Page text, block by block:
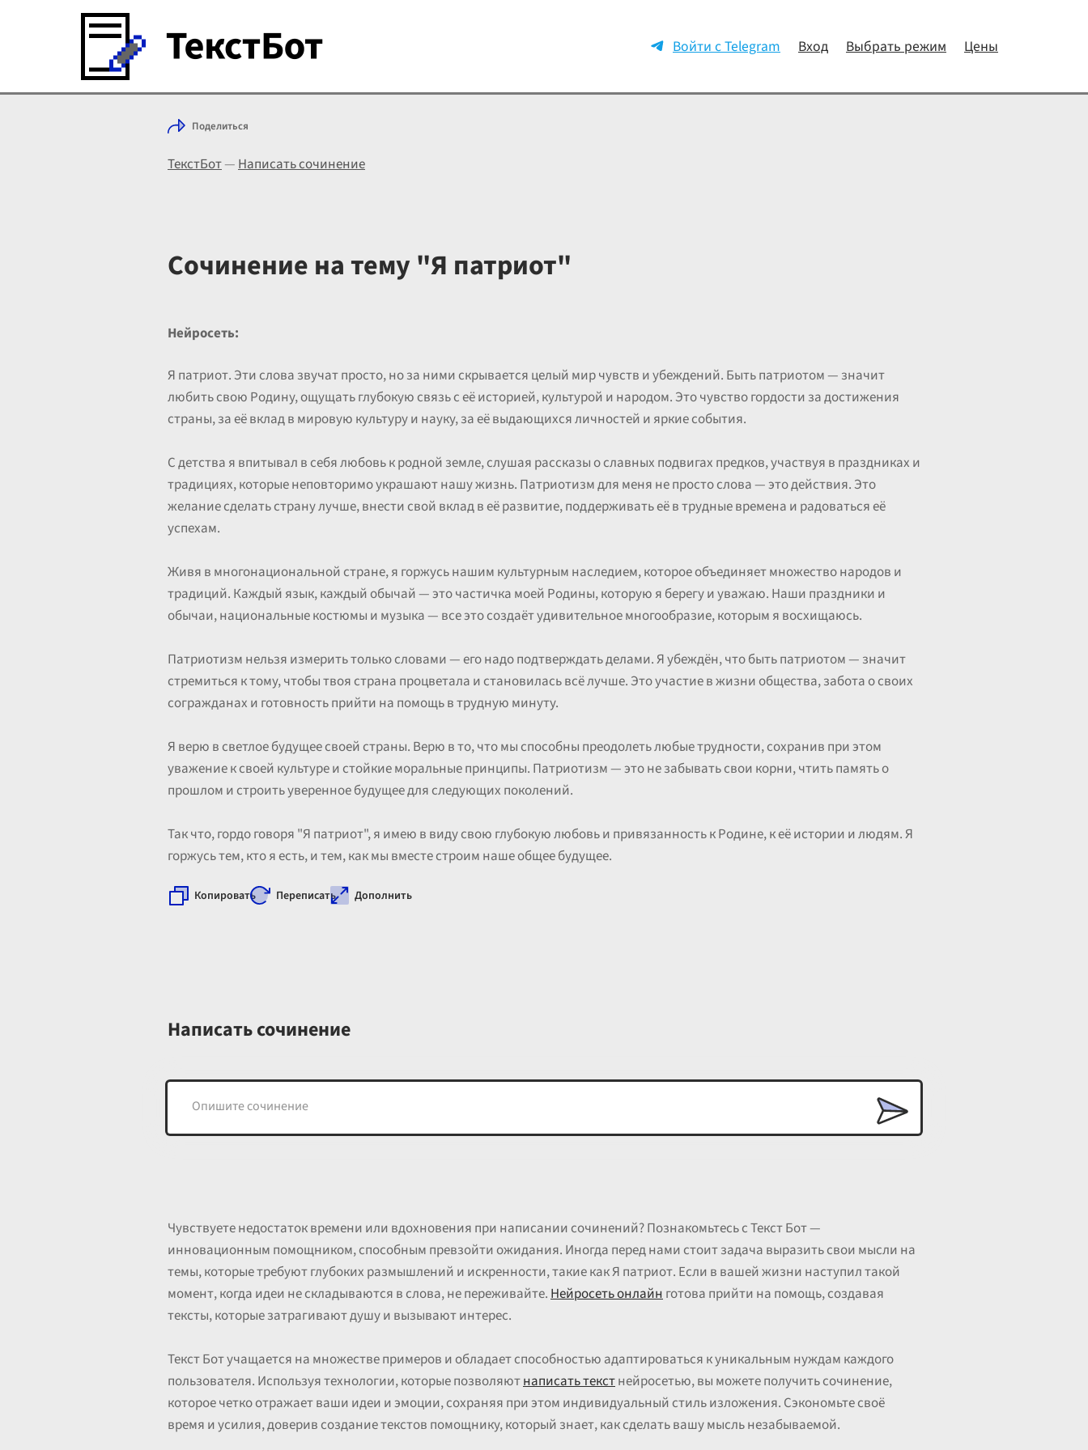
Войти с Telegram Вход Выбрать режим Цены
Поделиться
ТекстБот—Написать сочинение
Сочинение на тему "Я патриот"
Нейросеть:
Я патриот. Эти слова звучат просто, но за ними скрывается целый мир чувств и убеждений. Быть патриотом — значит
любить свою Родину, ощущать глубокую связь с её историей, культурой и народом. Это чувство гордости за достижения
страны, за её вклад в мировую культуру и науку, за её выдающихся личностей и яркие события.
С детства я впитывал в себя любовь к родной земле, слушая рассказы о славных подвигах предков, участвуя в праздниках и
традициях, которые неповторимо украшают нашу жизнь. Патриотизм для меня не просто слова — это действия. Это
желание сделать страну лучше, внести свой вклад в её развитие, поддерживать её в трудные времена и радоваться её
успехам.
Живя в многонациональной стране, я горжусь нашим культурным наследием, которое объединяет множество народов и
традиций. Каждый язык, каждый обычай — это частичка моей Родины, которую я берегу и уважаю. Наши праздники и
обычаи, национальные костюмы и музыка — все это создаёт удивительное многообразие, которым я восхищаюсь.
Патриотизм нельзя измерить только словами — его надо подтверждать делами. Я убеждён, что быть патриотом — значит
стремиться к тому, чтобы твоя страна процветала и становилась всё лучше. Это участие в жизни общества, забота о своих
согражданах и готовность прийти на помощь в трудную минуту.
Я верю в светлое будущее своей страны. Верю в то, что мы способны преодолеть любые трудности, сохранив при этом
уважение к своей культуре и стойкие моральные принципы. Патриотизм — это не забывать свои корни, чтить память о
прошлом и строить уверенное будущее для следующих поколений.
Так что, гордо говоря "Я патриот", я имею в виду свою глубокую любовь и привязанность к Родине, к её истории и людям. Я
горжусь тем, кто я есть, и тем, как мы вместе строим наше общее будущее.
Копировать Переписать Дополнить
Написать сочинение
Чувствуете недостаток времени или вдохновения при написании сочинений? Познакомьтесь с Текст Бот —
инновационным помощником, способным превзойти ожидания. Иногда перед нами стоит задача выразить свои мысли на
темы, которые требуют глубоких размышлений и искренности, такие как Я патриот. Если в вашей жизни наступил такой
момент, когда идеи не складываются в слова, не переживайте.Нейросеть онлайнготова прийти на помощь, создавая
тексты, которые затрагивают душу и вызывают интерес.
Текст Бот учащается на множестве примеров и обладает способностью адаптироваться к уникальным нуждам каждого
пользователя. Используя технологии, которые позволяютнаписать текстнейросетью, вы можете получить сочинение,
которое четко отражает ваши идеи и эмоции, сохраняя при этом индивидуальный стиль изложения. Сэкономьте своё
время и усилия, доверив создание текстов помощнику, который знает, как сделать вашу мысль незабываемой.